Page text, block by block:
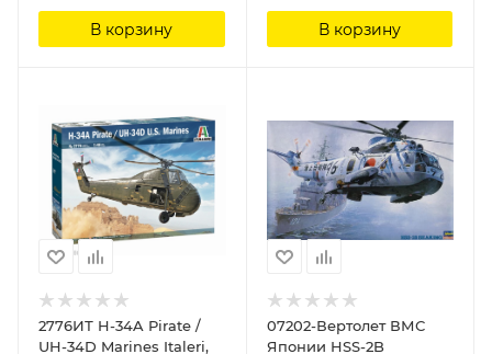
В корзину В корзину
2776ИТ H-34A Pirate /
UH-34D Marines Italeri,
07202-Вертолет ВМС
Японии HSS-2B